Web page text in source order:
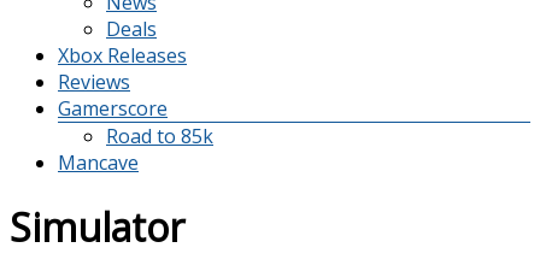
Deals
Xbox Releases
Reviews
Gamerscore
Road to 85k
Mancave
Simulator